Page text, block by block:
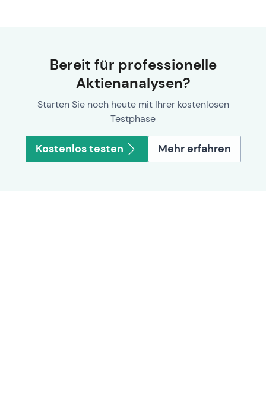
Bereit für professionelle
Aktienanalysen?
Starten Sie noch heute mit Ihrer kostenlosen
Testphase
Kostenlos testen Mehr erfahren